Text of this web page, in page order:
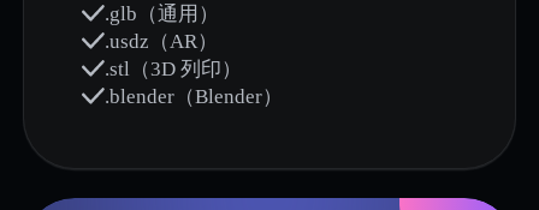
.glb（通用）
.usdz（AR）
.stl（3D 列印）
.blender（Blender）